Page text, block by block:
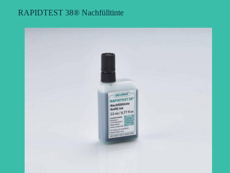
RAPIDTEST 38® Nachfülltinte